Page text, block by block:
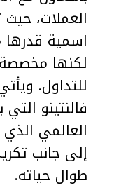
العملات،
لكنها
للتداول.
العالمي الذي
إلى جانب
طوال حياته.